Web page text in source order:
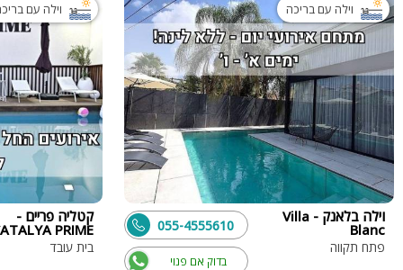
וילה עם בריכה
וילה בלאנק - Villa
Blanc
פתח תקווה
בדוק אם פנוי
055-4555610
וילה עם
קטליה פריים -
PRIME
בית עובד